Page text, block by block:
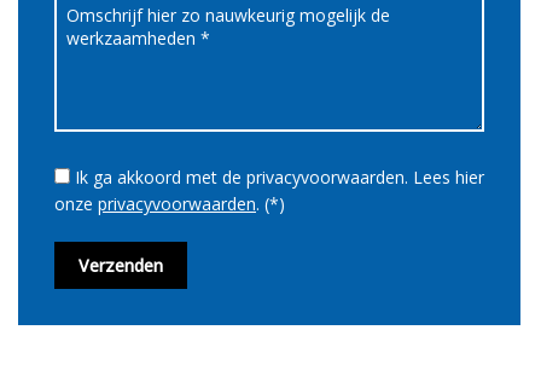
Ik ga akkoord met de privacyvoorwaarden. Lees hier
onze privacyvoorwaarden. (*)